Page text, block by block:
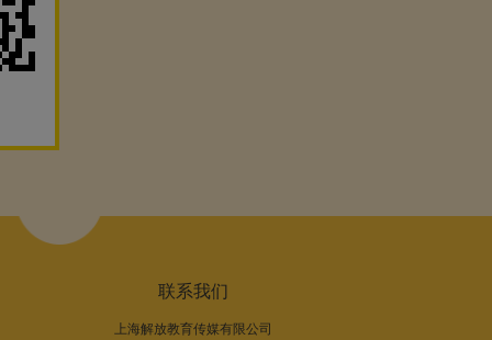
联系我们
上海解放教育传媒有限公司